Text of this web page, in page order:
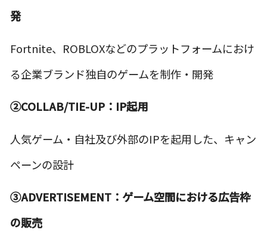
発
Fortnite、ROBLOXなどのプラットフォームにおけ
る企業ブランド独自のゲームを制作・開発
②COLLAB/TIE-UP：IP起用
人気ゲーム・自社及び外部のIPを起用した、キャン
ペーンの設計
③ADVERTISEMENT：ゲーム空間における広告枠
の販売